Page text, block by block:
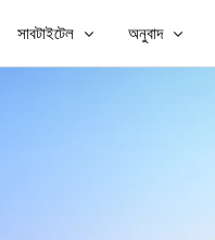
সাবটাইটেল অনুবাদ